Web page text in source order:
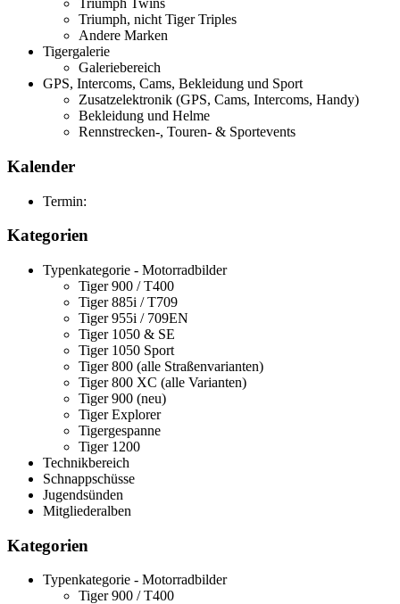
Triumph Twins
Triumph, nicht Tiger Triples
Andere Marken
Tigergalerie
Galeriebereich
GPS, Intercoms, Cams, Bekleidung und Sport
Zusatzelektronik (GPS, Cams, Intercoms, Handy)
Bekleidung und Helme
Rennstrecken-, Touren- & Sportevents
Kalender
Termin:
Kategorien
Typenkategorie - Motorradbilder
Tiger 900 / T400
Tiger 885i / T709
Tiger 955i / 709EN
Tiger 1050 & SE
Tiger 1050 Sport
Tiger 800 (alle Straßenvarianten)
Tiger 800 XC (alle Varianten)
Tiger 900 (neu)
Tiger Explorer
Tigergespanne
Tiger 1200
Technikbereich
Schnappschüsse
Jugendsünden
Mitgliederalben
Kategorien
Typenkategorie - Motorradbilder
Tiger 900 / T400